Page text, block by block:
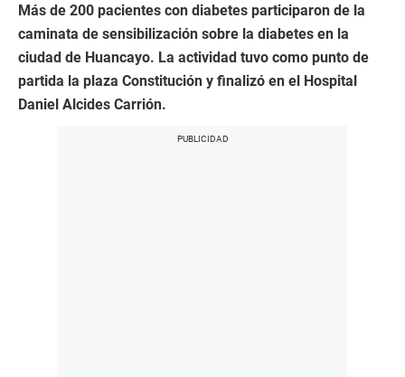
Más de 200 pacientes con diabetes participaron de la
caminata de sensibilización sobre la diabetes en la
ciudad de Huancayo. La actividad tuvo como punto de
partida la plaza Constitución y finalizó en el Hospital
Daniel Alcides Carrión.